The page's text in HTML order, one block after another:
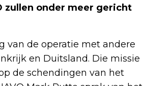
zullen onder meer gericht
van de operatie met andere
en Duitsland. Die missie
de schendingen van het